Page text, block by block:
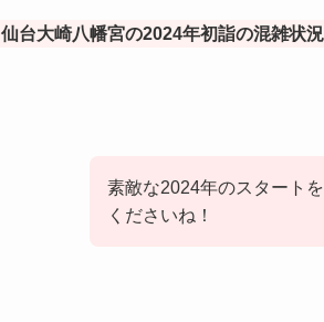
仙台大崎八幡宮の2024年初詣の混雑状
素敵な2024年のスタート
くださいね！